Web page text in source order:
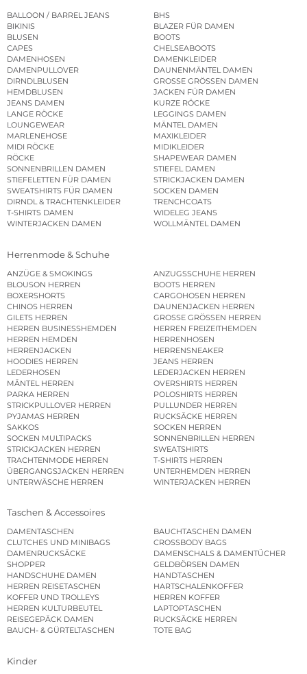
BALLOON / BARREL JEANS
BHS
BIKINIS
BLAZER FÜR DAMEN
BLUSEN
BOOTS
CAPES
CHELSEABOOTS
DAMENHOSEN
DAMENKLEIDER
DAMENPULLOVER
DAUNENMÄNTEL DAMEN
DIRNDLBLUSEN
GROSSE GRÖSSEN DAMEN
HEMDBLUSEN
JACKEN FÜR DAMEN
JEANS DAMEN
KURZE RÖCKE
LANGE RÖCKE
LEGGINGS DAMEN
LOUNGEWEAR
MÄNTEL DAMEN
MARLENEHOSE
MAXIKLEIDER
MIDI RÖCKE
MIDIKLEIDER
RÖCKE
SHAPEWEAR DAMEN
SONNENBRILLEN DAMEN
STIEFEL DAMEN
STIEFELETTEN FÜR DAMEN
STRICKJACKEN DAMEN
SWEATSHIRTS FÜR DAMEN
SOCKEN DAMEN
DIRNDL & TRACHTENKLEIDER
TRENCHCOATS
T-SHIRTS DAMEN
WIDELEG JEANS
WINTERJACKEN DAMEN
WOLLMÄNTEL DAMEN
Herrenmode & Schuhe
ANZÜGE & SMOKINGS
ANZUGSSCHUHE HERREN
BLOUSON HERREN
BOOTS HERREN
BOXERSHORTS
CARGOHOSEN HERREN
CHINOS HERREN
DAUNENJACKEN HERREN
GILETS HERREN
GROSSE GRÖSSEN HERREN
HERREN BUSINESSHEMDEN
HERREN FREIZEITHEMDEN
HERREN HEMDEN
HERRENHOSEN
HERRENJACKEN
HERRENSNEAKER
HOODIES HERREN
JEANS HERREN
LEDERHOSEN
LEDERJACKEN HERREN
MÄNTEL HERREN
OVERSHIRTS HERREN
PARKA HERREN
POLOSHIRTS HERREN
STRICKPULLOVER HERREN
PULLUNDER HERREN
PYJAMAS HERREN
RUCKSÄCKE HERREN
SAKKOS
SOCKEN HERREN
SOCKEN MULTIPACKS
SONNENBRILLEN HERREN
STRICKJACKEN HERREN
SWEATSHIRTS
TRACHTENMODE HERREN
T-SHIRTS HERREN
ÜBERGANGSJACKEN HERREN
UNTERHEMDEN HERREN
UNTERWÄSCHE HERREN
WINTERJACKEN HERREN
Taschen & Accessoires
DAMENTASCHEN
BAUCHTASCHEN DAMEN
CLUTCHES UND MINIBAGS
CROSSBODY BAGS
DAMENRUCKSÄCKE
DAMENSCHALS & DAMENTÜCHER
SHOPPER
GELDBÖRSEN DAMEN
HANDSCHUHE DAMEN
HANDTASCHEN
HERREN REISETASCHEN
HARTSCHALENKOFFER
KOFFER UND TROLLEYS
HERREN KOFFER
HERREN KULTURBEUTEL
LAPTOPTASCHEN
REISEGEPÄCK DAMEN
RUCKSÄCKE HERREN
BAUCH- & GÜRTELTASCHEN
TOTE BAG
Kinder